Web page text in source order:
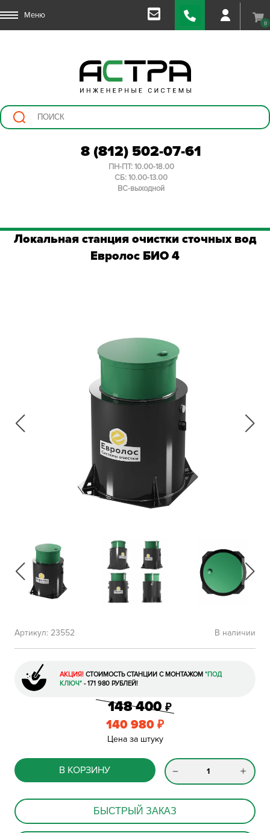
Меню
0
8 (812) 502-07-61
ПН-ПТ: 10.00-18.00
СБ: 10.00-13.00
ВС-выходной
Локальная станция очистки сточных вод
Евролос БИО 4
В наличии
Артикул: 23552
АКЦИЯ!СТОИМОСТЬ СТАНЦИИ С МОНТАЖОМ"ПОД
КЛЮЧ" - 171 980 РУБЛЕЙ!
148 400₽
140 980 ₽
Цена за штуку
В КОРЗИНУ
БЫСТРЫЙ ЗАКАЗ